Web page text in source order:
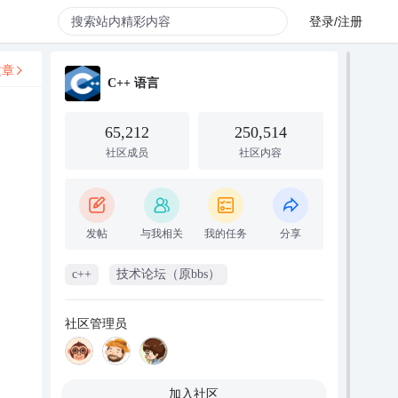
登录/注册
C++ 语言
65,212
社区成员
250,514
社区内容
发帖 与我相关 我的任务 分享
c++ 技术论坛（原bbs）
社区管理员